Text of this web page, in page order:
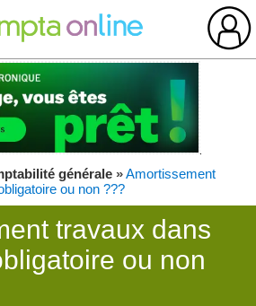
générale »Amortissement
ou non ???
travaux dans
ou non